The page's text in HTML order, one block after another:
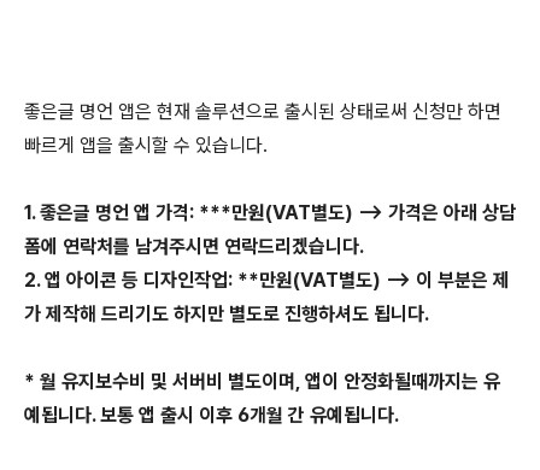
좋은글 명언 앱은 현재 솔루션으로 출시된 상태로써 신청만 하면
빠르게 앱을 출시할 수 있습니다.
1. 좋은글 명언 앱 가격: ***만원(VAT별도) --> 가격은 아래 상담
폼에 연락처를 남겨주시면 연락드리겠습니다.
2. 앱 아이콘 등 디자인작업: **만원(VAT별도) --> 이 부분은 제
가 제작해 드리기도 하지만 별도로 진행하셔도 됩니다.
* 월 유지보수비 및 서버비 별도이며, 앱이 안정화될때까지는 유
예됩니다. 보통 앱 출시 이후 6개월 간 유예됩니다.